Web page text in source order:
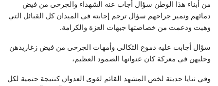
من أبناء هذا الوطن سؤال أجاب عنه الشهداء والجرحى من فيض
دمائهم ونمير جراحهم سؤال ترجم إجابته في الميدان كل القبائل التي
وهبت ودعمت من خصاصتها جبهات العزة والكرامة.
سؤال أجابت عليه دموع الثكالى وأمهات الجرحى من فيض زغاريدهن
وحليهن في معركة كان عنوانها الصمود العظيم،
وفي ثنايا حديثة لخص المشهد القائم لقوى العدوان كنتيجة حتمية لكل